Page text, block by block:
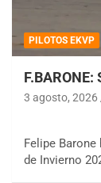
PILOTOS EKVP
3 agosto, 2026
Felipe
de Invierno